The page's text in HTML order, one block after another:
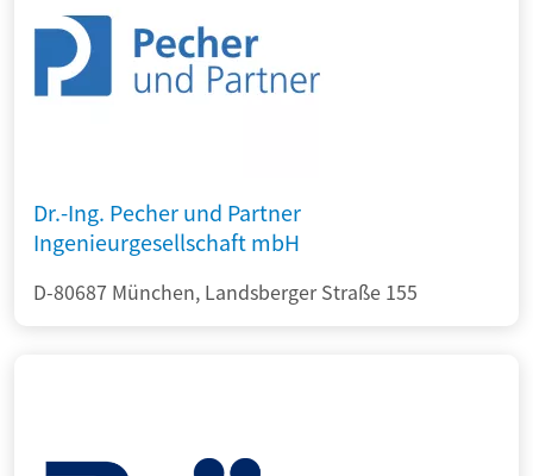
Dr.-Ing. Pecher und Partner
Ingenieurgesellschaft mbH
D-80687 München, Landsberger Straße 155